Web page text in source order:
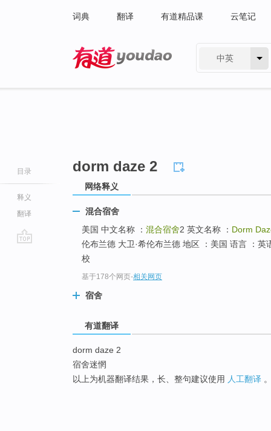
词典 翻译 有道精品课 云笔记
中英
目录
释义
翻译
dorm daze 2
网络释义
混合宿舍
美国 中文名称 ： 混合宿舍2 英文名称 ： Dorm
伦布兰德 大卫·希伦布兰德 地区 ：美国 语言 ：
校
基于178个网页-相关网页
宿舍
有道翻译
dorm daze 2
宿舍迷惘
以上为机器翻译结果，长、整句建议使用 人工翻译